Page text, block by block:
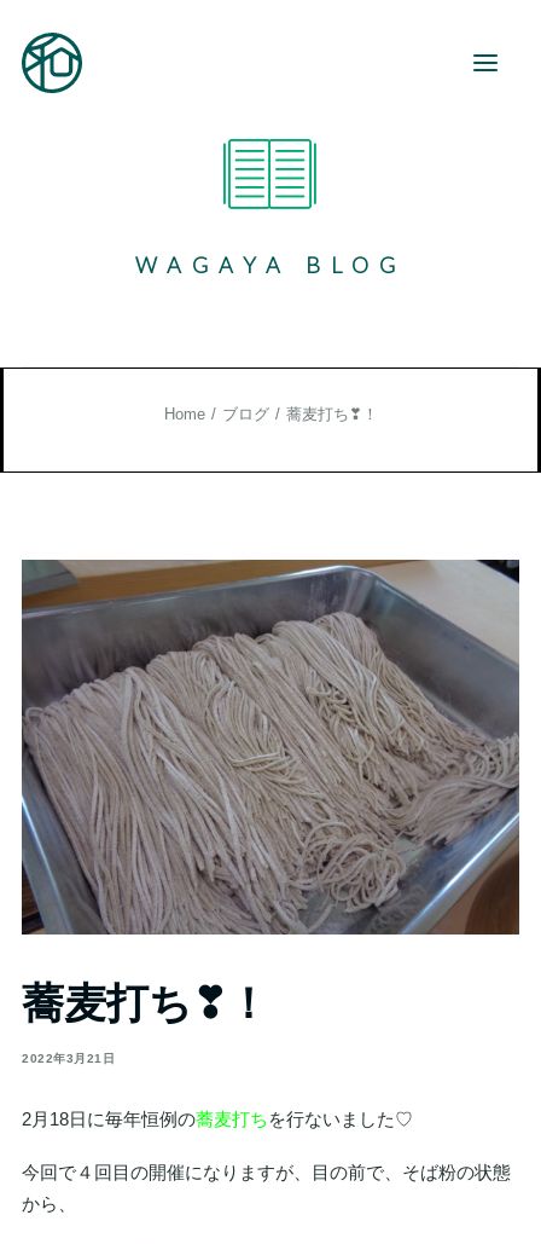
事業所紹介
お役立ち情報
WAGAYA BLOG
Home ブログ 蕎麦打ち❣！
蕎麦打ち❣！
2022年3月21日
2月18日に毎年恒例の蕎麦打ち を行ないました♡
今回で４回目の開催になりますが、目の前で、そば粉の状態
から、